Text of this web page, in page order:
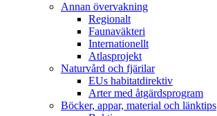
Annan övervakning
Regionalt
Faunaväkteri
Internationellt
Atlasprojekt
Naturvård och fjärilar
EUs habitatdirektiv
Arter med åtgärdsprogram
Böcker, appar, material och länktips